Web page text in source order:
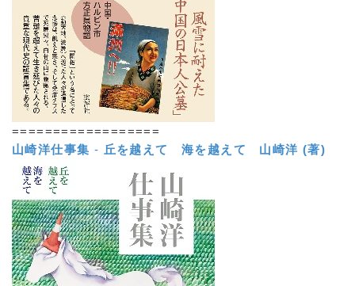
==================
山崎洋仕事集 - 丘を越えて 海を越えて 山崎洋 (著)